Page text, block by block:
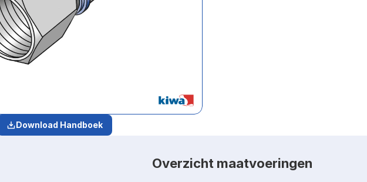
Download Handboek
Overzicht maatvoeringen